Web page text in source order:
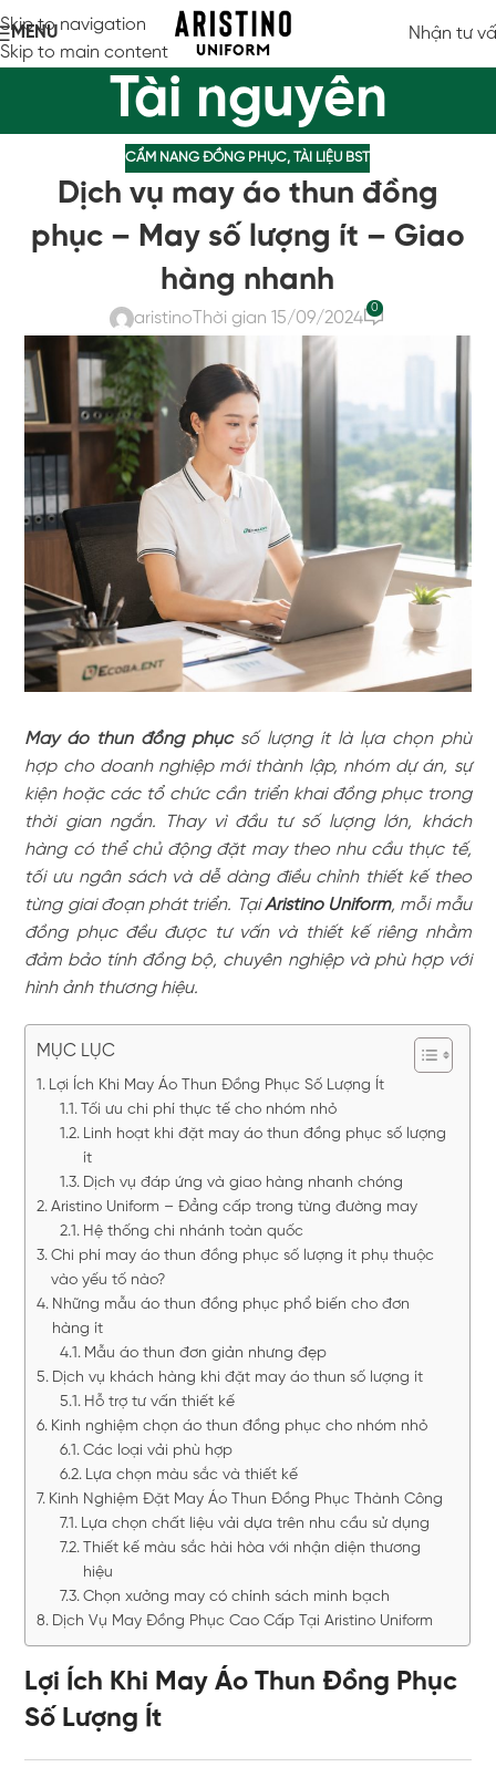
Skip to navigation
Skip to main content
MENU Nhận tư
Tài nguyên
CẨM NANG ĐỒNG PHỤC,TÀI LIỆU BST
Dịch vụ may áo thun đồng
phục – May số lượng ít – Giao
hàng nhanh
aristino Thời gian 15/09/2024
0
May áo thun đồng phụcsố lượng ít là lựa chọn phù
hợp cho doanh nghiệp mới thành lập, nhóm dự án, sự
kiện hoặc các tổ chức cần triển khai đồng phục trong
thời gian ngắn. Thay vì đầu tư số lượng lớn, khách
hàng có thể chủ động đặt may theo nhu cầu thực tế,
tối ưu ngân sách và dễ dàng điều chỉnh thiết kế theo
từng giai đoạn phát triển. TạiAristino Uniform, mỗi mẫu
đồng phục đều được tư vấn và thiết kế riêng nhằm
đảm bảo tính đồng bộ, chuyên nghiệp và phù hợp với
hình ảnh thương hiệu.
MỤC LỤC
Lợi Ích Khi May Áo Thun Đồng Phục Số Lượng Ít
Tối ưu chi phí thực tế cho nhóm nhỏ
Linh hoạt khi đặt may áo thun đồng phục số lượng
ít
Dịch vụ đáp ứng và giao hàng nhanh chóng
Aristino Uniform – Đẳng cấp trong từng đường may
Hệ thống chi nhánh toàn quốc
Chi phí may áo thun đồng phục số lượng ít phụ thuộc
vào yếu tố nào?
Những mẫu áo thun đồng phục phổ biến cho đơn
hàng ít
Mẫu áo thun đơn giản nhưng đẹp
Dịch vụ khách hàng khi đặt may áo thun số lượng ít
Hỗ trợ tư vấn thiết kế
Kinh nghiệm chọn áo thun đồng phục cho nhóm nhỏ
Các loại vải phù hợp
Lựa chọn màu sắc và thiết kế
Kinh Nghiệm Đặt May Áo Thun Đồng Phục Thành Công
Lựa chọn chất liệu vải dựa trên nhu cầu sử dụng
Thiết kế màu sắc hài hòa với nhận diện thương
hiệu
Chọn xưởng may có chính sách minh bạch
Dịch Vụ May Đồng Phục Cao Cấp Tại Aristino Uniform
Lợi Ích Khi May Áo Thun Đồng Phục
Số Lượng Ít